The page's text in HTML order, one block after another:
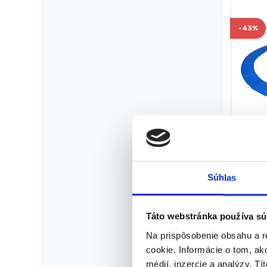
Súhlas
Táto webstránka používa
Na prispôsobenie obsahu a
cookie. Informácie o tom,
médií, inzercie a analýzy.
-43%
366-
24-48